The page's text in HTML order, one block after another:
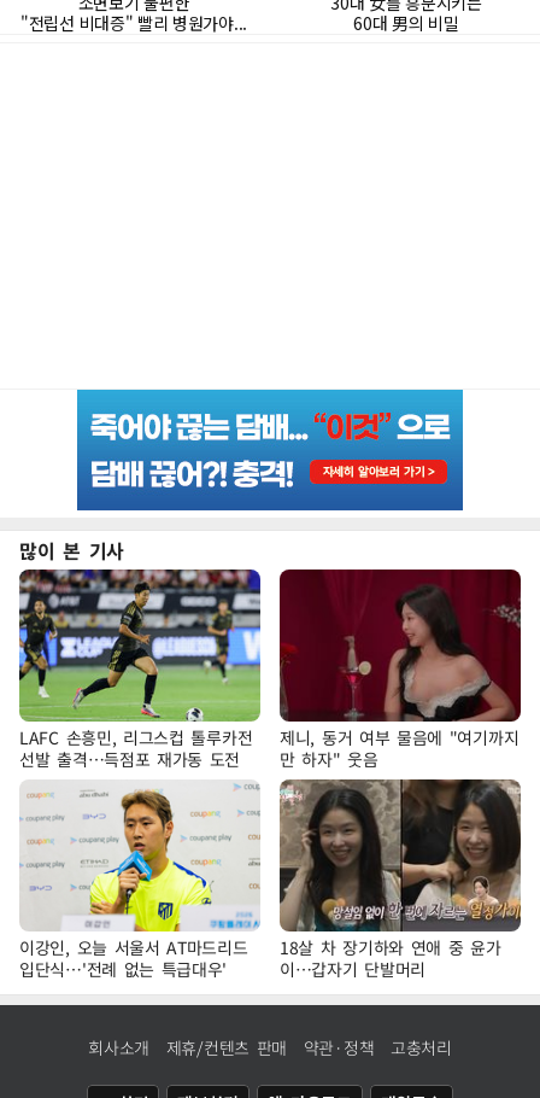
많이 본 기사
LAFC 손흥민, 리그스컵 톨루카전
선발 출격…득점포 재가동 도전
제니, 동거 여부 물음에 "여기까지
만 하자" 웃음
이강인, 오늘 서울서 AT마드리드
입단식…'전례 없는 특급대우'
18살 차 장기하와 연애 중 윤가
이…갑자기 단발머리
회사소개 제휴/컨텐츠 판매 약관·정책 고충처리